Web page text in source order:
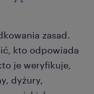
zasad.
kto odpowiada
je weryfikuje,
dyżury,